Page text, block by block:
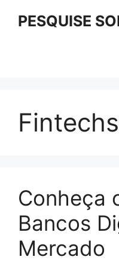
PESQUISE
Fintechs
Conheça
Bancos
Mercado